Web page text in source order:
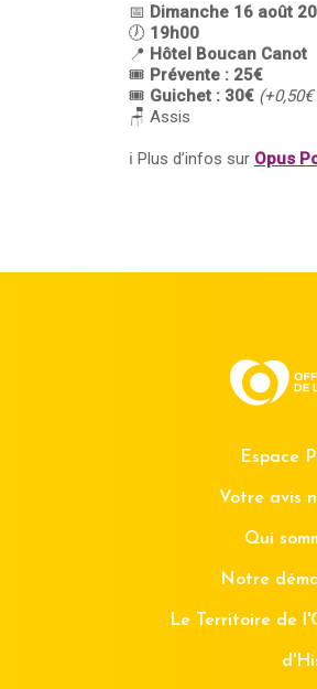
📅 Dimanche 16 août
🕖 19h00
📍 Hôtel Boucan Canot
🎟️ Prévente : 25€
🎟️ Guichet : 30€
🪑 Assis
ℹ️ Plus d’infos sur Opus
Espace
Votre avis
Qui
Notre
Le Territoire de